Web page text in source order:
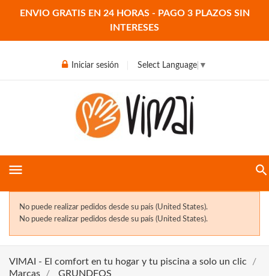
ENVIO GRATIS EN 24 HORAS - PAGO 3 PLAZOS SIN
INTERESES
Iniciar sesión Select Language ▼
menu
No puede realizar pedidos desde su país (United States).
No puede realizar pedidos desde su país (United States).
VIMAI - El comfort en tu hogar y tu piscina a solo un clic
Marcas
GRUNDFOS